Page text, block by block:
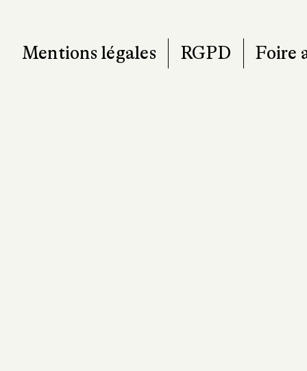
Mentions légales RGPD Foire